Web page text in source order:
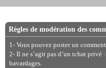
Règles de modération des
1- Vous pouvez poster un
2- Il ne s’agit pas d’un tchat privé
bavardages.